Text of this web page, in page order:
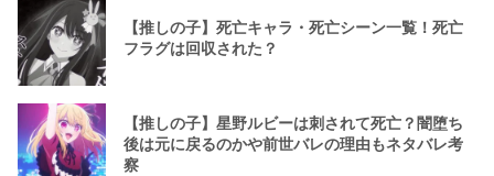
【推しの子】死亡キャラ・死亡シーン一覧！死亡
フラグは回収された？
【推しの子】星野ルビーは刺されて死亡？闇堕ち
後は元に戻るのかや前世バレの理由もネタバレ考
察